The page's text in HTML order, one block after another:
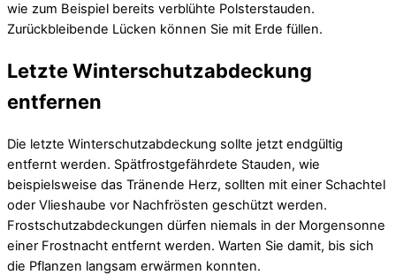
wie zum Beispiel bereits verblühte Polsterstauden.
Zurückbleibende Lücken können Sie mit Erde füllen.
Letzte Winterschutzabdeckung
entfernen
Die letzte Winterschutzabdeckung sollte jetzt endgültig
entfernt werden. Spätfrostgefährdete Stauden, wie
beispielsweise das Tränende Herz, sollten mit einer Schachtel
oder Vlieshaube vor Nachfrösten geschützt werden.
Frostschutzabdeckungen dürfen niemals in der Morgensonne
einer Frostnacht entfernt werden. Warten Sie damit, bis sich
die Pflanzen langsam erwärmen konnten.